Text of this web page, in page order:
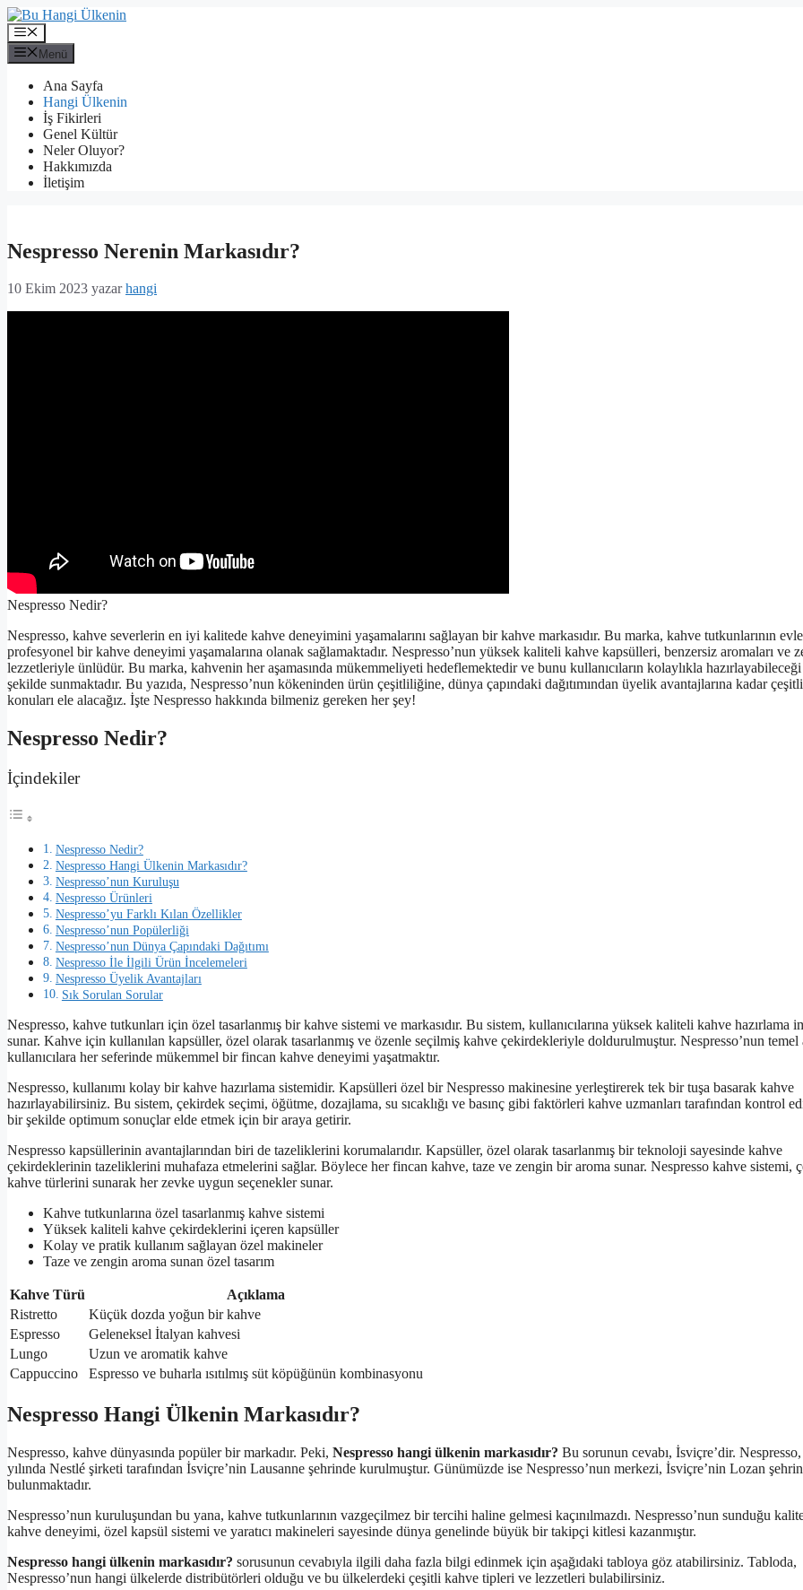
İçeriğe
atla
Menü
Menü
Ana Sayfa
Hangi Ülkenin
İş Fikirleri
Genel Kültür
Neler Oluyor?
Hakkımızda
İletişim
Nespresso Nerenin Markasıdır?
10 Ekim 2023 yazarhangi
Nespresso Nedir?
Nespresso, kahve severlerin en iyi kalitede kahve deneyimini yaşamalarını sağlayan bir kahve markasıdır. Bu marka, kahve tutkunlarının
profesyonel bir kahve deneyimi yaşamalarına olanak sağlamaktadır. Nespresso’nun yüksek kaliteli kahve kapsülleri, benzersiz aromaları ve
lezzetleriyle ünlüdür. Bu marka, kahvenin her aşamasında mükemmeliyeti hedeflemektedir ve bunu kullanıcıların kolaylıkla
şekilde sunmaktadır. Bu yazıda, Nespresso’nun kökeninden ürün çeşitliliğine, dünya çapındaki dağıtımından üyelik avantajlarına kadar çeşitli
konuları ele alacağız. İşte Nespresso hakkında bilmeniz gereken her şey!
Nespresso Nedir?
İçindekiler
Nespresso Nedir?
Nespresso Hangi Ülkenin Markasıdır?
Nespresso’nun Kuruluşu
Nespresso Ürünleri
Nespresso’yu Farklı Kılan Özellikler
Nespresso’nun Popülerliği
Nespresso’nun Dünya Çapındaki Dağıtımı
Nespresso İle İlgili Ürün İncelemeleri
Nespresso Üyelik Avantajları
Sık Sorulan Sorular
Nespresso, kahve tutkunları için özel tasarlanmış bir kahve sistemi ve markasıdır. Bu sistem, kullanıcılarına yüksek kaliteli kahve hazırlama
sunar. Kahve için kullanılan kapsüller, özel olarak tasarlanmış ve özenle seçilmiş kahve çekirdekleriyle doldurulmuştur. Nespresso’nun temel
kullanıcılara her seferinde mükemmel bir fincan kahve deneyimi yaşatmaktır.
Nespresso, kullanımı kolay bir kahve hazırlama sistemidir. Kapsülleri özel bir Nespresso makinesine yerleştirerek tek bir tuşa basarak kahve
hazırlayabilirsiniz. Bu sistem, çekirdek seçimi, öğütme, dozajlama, su sıcaklığı ve basınç gibi faktörleri kahve uzmanları tarafından kontrol
bir şekilde optimum sonuçlar elde etmek için bir araya getirir.
Nespresso kapsüllerinin avantajlarından biri de tazeliklerini korumalarıdır. Kapsüller, özel olarak tasarlanmış bir teknoloji sayesinde kahve
çekirdeklerinin tazeliklerini muhafaza etmelerini sağlar. Böylece her fincan kahve, taze ve zengin bir aroma sunar. Nespresso kahve sistemi,
kahve türlerini sunarak her zevke uygun seçenekler sunar.
Kahve tutkunlarına özel tasarlanmış kahve sistemi
Yüksek kaliteli kahve çekirdeklerini içeren kapsüller
Kolay ve pratik kullanım sağlayan özel makineler
Taze ve zengin aroma sunan özel tasarım
Kahve Türü
Açıklama
Ristretto
Küçük dozda yoğun bir kahve
Espresso
Geleneksel İtalyan kahvesi
Lungo
Uzun ve aromatik kahve
Cappuccino
Espresso ve buharla ısıtılmış süt köpüğünün kombinasyonu
Nespresso Hangi Ülkenin Markasıdır?
Nespresso, kahve dünyasında popüler bir markadır. Peki, Nespresso hangi ülkenin markasıdır? Bu sorunun cevabı, İsviçre’dir.
yılında Nestlé şirketi tarafından İsviçre’nin Lausanne şehrinde kurulmuştur. Günümüzde ise Nespresso’nun merkezi, İsviçre’nin Lozan
bulunmaktadır.
Nespresso’nun kuruluşundan bu yana, kahve tutkunlarının vazgeçilmez bir tercihi haline gelmesi kaçınılmazdı. Nespresso’nun sunduğu
kahve deneyimi, özel kapsül sistemi ve yaratıcı makineleri sayesinde dünya genelinde büyük bir takipçi kitlesi kazanmıştır.
Nespresso hangi ülkenin markasıdır? sorusunun cevabıyla ilgili daha fazla bilgi edinmek için aşağıdaki tabloya göz atabilirsiniz. Tabloda,
Nespresso’nun hangi ülkelerde distribütörleri olduğu ve bu ülkelerdeki çeşitli kahve tipleri ve lezzetleri bulabilirsiniz.